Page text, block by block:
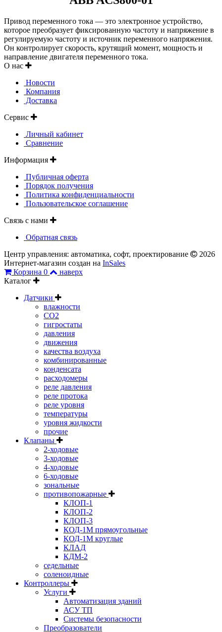
Привод переменного тока — это электронное устройство,
которое преобразует фиксированную частоту и напряжение в
регулируемую частоту и источник переменного напряжения.
Он контролирует скорость, крутящий момент, мощность и
направление двигателя переменного тока.
О нас
Новости
Компания
Доставка
Сервис
Личный кабинет
Сравнение
Информация
Публичная оферта
Порядок получения
Политика конфиденциальности
Пользовательское соглашение
Связь с нами
Обратная связь
Центр управления: автоматика, софт, проектирование
2026
Интернет-магазин создан на InSales
Корзина 0
наверх
Каталог
Датчики
влажности
CO2
гигростаты
давления
движения
качества воздуха
комбинированные
конденсата
расходомеры
реле давления
реле протока
реле уровня
температуры
уровня жидкости
прочие
Клапаны
2-ходовые
3-ходовые
4-ходовые
6-ходовые
зональные
противопожарные
КЛОП-1
КЛОП-2
КЛОП-3
КОД-1М прямоугольные
КОД-1М круглые
КЛАД
КДМ-2
седельные
соленоидные
Контроллеры
Услуги
Автоматизация зданий
АСУ ТП
Системы безопасности
Преобразователи